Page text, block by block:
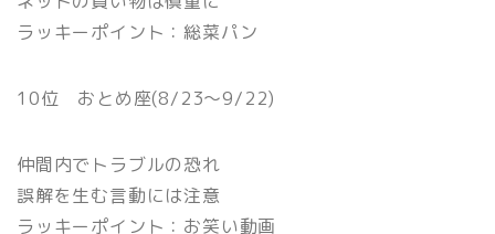
ラッキーポイント：総菜パン
10位 おとめ座(8/23〜9/22)
仲間内でトラブルの恐れ
誤解を生む言動には注意
ラッキーポイント：お笑い動画